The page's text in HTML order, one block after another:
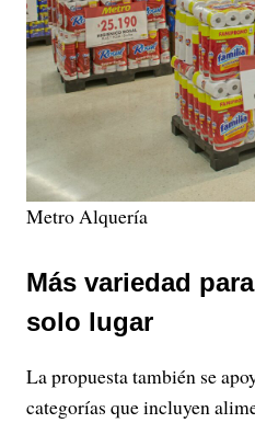
Metro Alquería
Más variedad
solo lugar
La propuesta también se
categorías que incluyen